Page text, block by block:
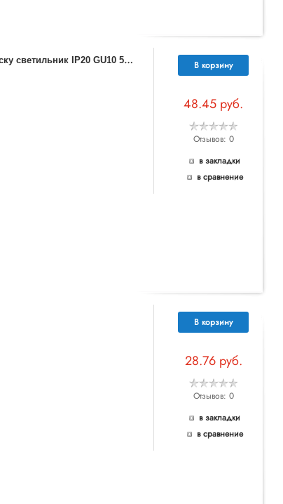
3
70486 NT19 074 белый Встраиваемый под покраску светильник IP20 GU10 50W 220V YESO В корзину
48.45 руб.
Отзывов: 0
в закладки
в сравнение
В корзину
28.76 руб.
Отзывов: 0
в закладки
в сравнение